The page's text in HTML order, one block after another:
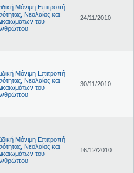
Μόνιμη Επιτροπή
Νεολαίας και
του
24/11/2010
Μόνιμη Επιτροπή
Νεολαίας και
του
30/11/2010
Μόνιμη Επιτροπή
Νεολαίας και
του
16/12/2010